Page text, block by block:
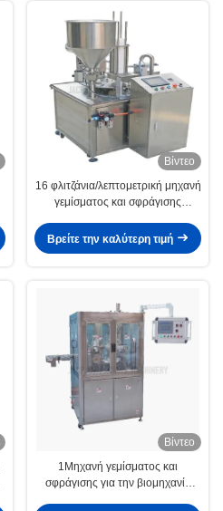
Βίντεο
16 φλιτζάνια/λεπτομετρική μηχανή
γεμίσματος και σφράγισης
Βρείτε την καλύτερη τιμή
Βίντεο
1Μηχανή γεμίσματος και
σφράγισης για την βιομηχανία